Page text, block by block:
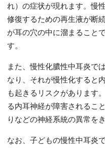
れ）の症状が現れます。慢
修復するための再生液が断
が耳の穴の中に溜まること
す。
また、慢性化膿性中耳炎で
なり、それが慢性化すると
も起きるリスクがあります
る内耳神経が障害されるこ
りなどの神経系統の異常を
なお、子どもの慢性中耳炎